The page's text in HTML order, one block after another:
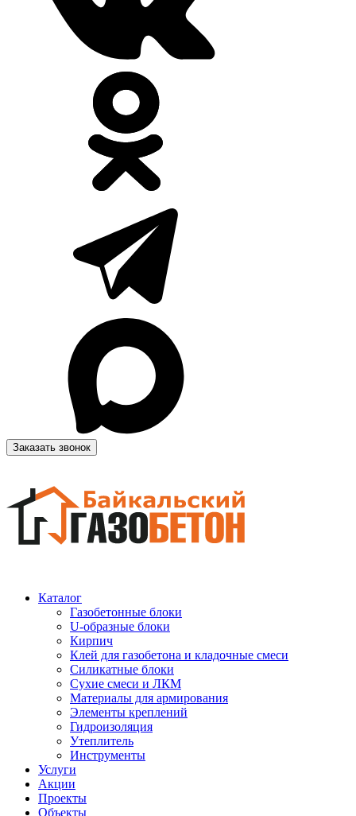
Заказать звонок
Каталог
Газобетонные блоки
U-образные блоки
Кирпич
Клей для газобетона и кладочные смеси
Силикатные блоки
Сухие смеси и ЛКМ
Материалы для армирования
Элементы креплений
Гидроизоляция
Утеплитель
Инструменты
Услуги
Акции
Проекты
Объекты